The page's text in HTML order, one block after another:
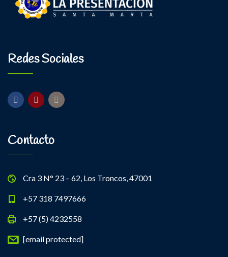
Redes Sociales
Contacto
Cra 3 N° 23 – 62, Los Troncos, 47001
+57 318 7497666
+57 (5) 4232558
[email protected]